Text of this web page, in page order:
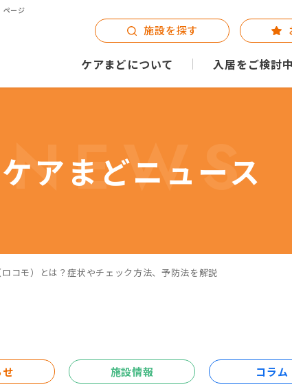
ページ
ケアまどについて 入居をご検討
施設を探す
NEWS
ケアまどニュース
コモ）とは？症状やチェック方法、予防法を解説
せ 施設情報 コラム